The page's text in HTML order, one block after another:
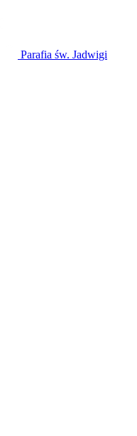
Parafia św. Jadwigi